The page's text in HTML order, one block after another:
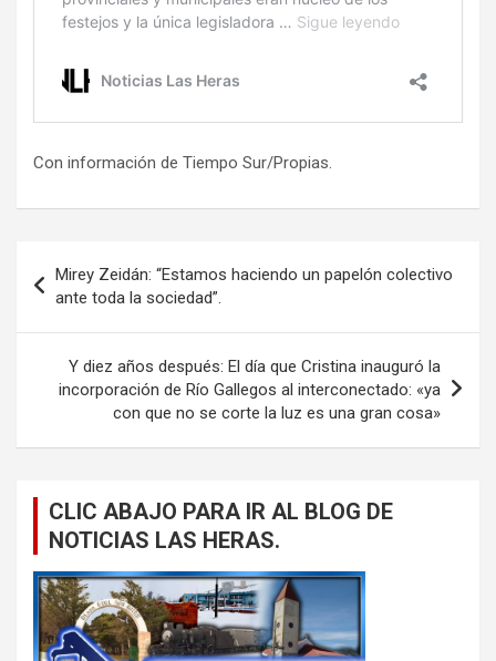
Con información de Tiempo Sur/Propias.
de
entradas
Mirey Zeidán: “Estamos haciendo un papelón colectivo
ante toda la sociedad”.
Y diez años después: El día que Cristina inauguró la
incorporación de Río Gallegos al interconectado: «ya
con que no se corte la luz es una gran cosa»
CLIC ABAJO PARA IR AL BLOG DE
NOTICIAS LAS HERAS.